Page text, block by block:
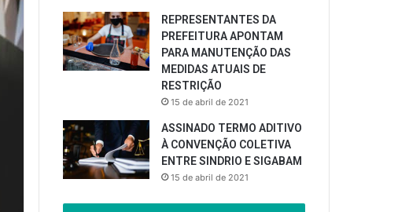
REPRESENTANTES DA
PREFEITURA APONTAM
PARA MANUTENÇÃO DAS
MEDIDAS ATUAIS DE
RESTRIÇÃO
15 de abril de 2021
ASSINADO TERMO ADITIVO
À CONVENÇÃO COLETIVA
ENTRE SINDRIO E SIGABAM
15 de abril de 2021